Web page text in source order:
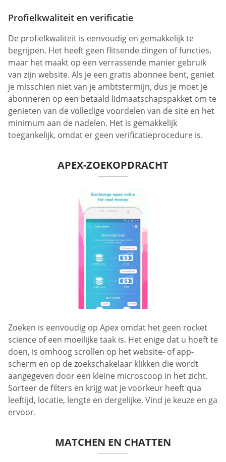
Profielkwaliteit en verificatie
De profielkwaliteit is eenvoudig en gemakkelijk te
begrijpen. Het heeft geen flitsende dingen of functies,
maar het maakt op een verrassende manier gebruik
van zijn website. Als je een gratis abonnee bent, geniet
je misschien niet van je ambtstermijn, dus je moet je
abonneren op een betaald lidmaatschapspakket om te
genieten van de volledige voordelen van de site en het
minimum aan de nadelen. Het is gemakkelijk
toegankelijk, omdat er geen verificatieprocedure is.
APEX-ZOEKOPDRACHT
Zoeken is eenvoudig op Apex omdat het geen rocket
science of een moeilijke taak is. Het enige dat u hoeft te
doen, is omhoog scrollen op het website- of app-
scherm en op de zoekschakelaar klikken die wordt
aangegeven door een kleine microscoop in het zicht.
Sorteer de filters en krijg wat je voorkeur heeft qua
leeftijd, locatie, lengte en dergelijke. Vind je keuze en ga
ervoor.
MATCHEN EN CHATTEN